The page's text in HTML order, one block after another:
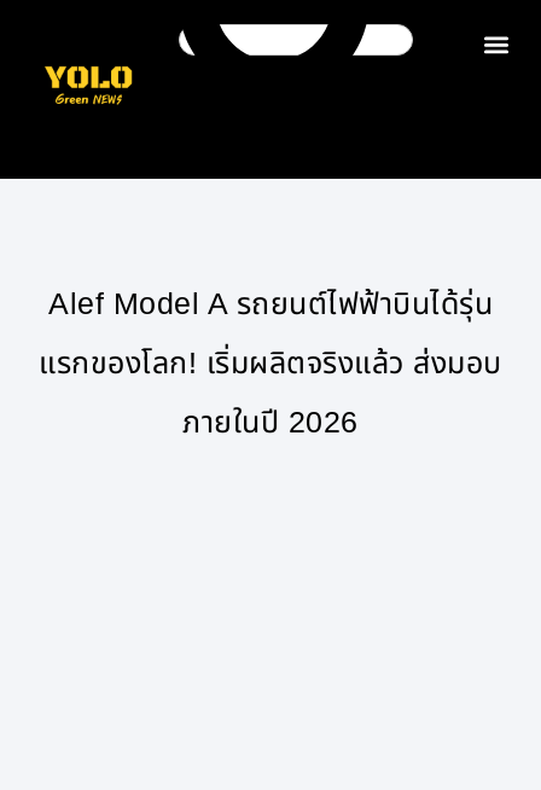
Alef Model A รถยนต์ไฟฟ้าบินได้รุ่น
แรกของโลก! เริ่มผลิตจริงแล้ว ส่งมอบ
ภายในปี 2026